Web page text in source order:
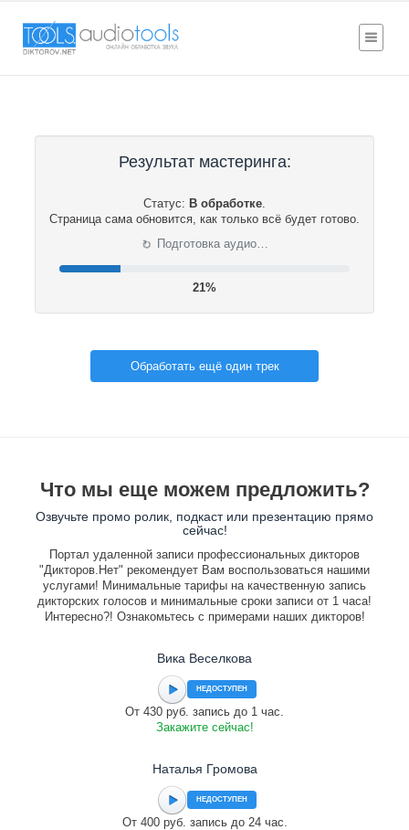
Результат мастеринга:
Статус: В обработке.
Страница сама обновится, как только всё будет готово.
⟳ Подготовка аудио…
22%
Обработать ещё один трек
Что мы еще можем предложить?
Озвучьте промо ролик, подкаст или презентацию прямо
сейчас!
Портал удаленной записи профессиональных дикторов
"Дикторов.Нет" рекомендует Вам воспользоваться нашими
услугами! Минимальные тарифы на качественную запись
дикторских голосов и минимальные сроки записи от 1 часа!
Интересно?! Ознакомьтесь с примерами наших дикторов!
Вика Веселкова
НЕДОСТУПЕН
От 430 руб. запись до 1 час.
Закажите сейчас!
Наталья Громова
НЕДОСТУПЕН
От 400 руб. запись до 24 час.